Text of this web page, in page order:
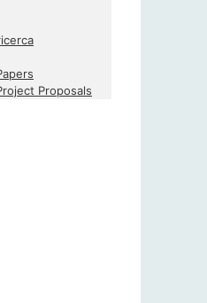
Proposals